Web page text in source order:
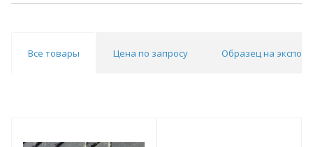
Все товары Цена по запросу Образец на